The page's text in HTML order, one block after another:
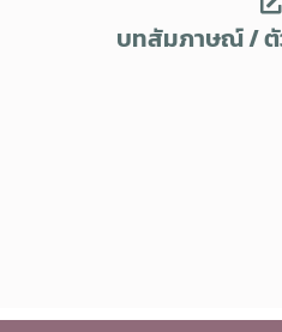
บทสัมภาษณ์ / ตั